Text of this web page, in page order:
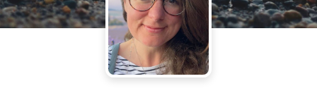
Kirtan
Sound Healing
Cacao Ceremony